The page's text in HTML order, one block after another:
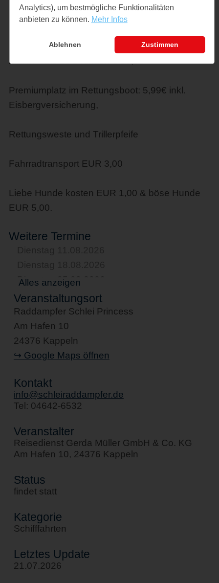
2 Erw. + bis zu 3 Kinder: € 57,50
Premiumplatz im Rettungsboot: 5,99€ inkl.
Eisbergversicherung,
Rettungsweste und Trillerpfeife
Fahrradtransport EUR 3,00
Liebe Hunde kosten EUR 1,00 & böse Hunde
EUR 5,00.
Weitere Termine
Dienstag 25.08.2026
Dienstag 01.09.2026
Dienstag 08.09.2026
Dienstag 15.09.2026
Dienstag 22.09.2026
Dienstag 29.09.2026
Dienstag 13.10.2026
Dienstag 20.10.2026
Dienstag 27.10.2026
Alles anzeigen
Veranstaltungsort
Raddampfer Schlei Princess
Am Hafen 10
24376 Kappeln
↪ Google Maps öffnen
Kontakt
info@schleiraddampfer.de
Tel: 04642-6532
Veranstalter
Reisedienst Gerda Müller GmbH & Co. KG
Am Hafen 10, 24376 Kappeln
Status
findet statt
Kategorie
Schifffahrten
Letztes Update
21.07.2026
Analytics), um bestmögliche Funktionalitäten
anbieten zu können. Mehr Infos
Ablehnen Zustimmen